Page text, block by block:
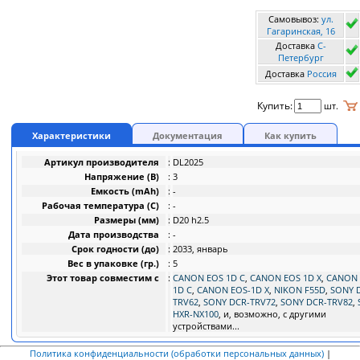
Самовывоз: ул.
Гагаринская, 16
Доставка C-
Петербург
Доставка Россия
Купить: шт.
Характеристики Документация Как купить
Артикул производителя : DL2025
Напряжение (В)
: 3
Емкость (mAh)
: -
Рабочая температура (C)
: -
Размеры (мм)
: D20 h2.5
Дата производства
: -
Срок годности (до)
: 2033, январь
Вес в упаковке (гр.)
: 5
Этот товар совместим с
: CANON EOS 1D C, CANON EOS 1D X, CANON
1D C, CANON EOS-1D X, NIKON F55D, SONY
TRV62, SONY DCR-TRV72, SONY DCR-TRV82,
HXR-NX100, и, возможно, с другими
устройствами...
Политика конфиденциальности (обработки персональных данных) |